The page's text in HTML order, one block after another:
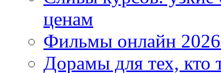
ценам
Фильмы онлайн
Дорамы для тех, кто